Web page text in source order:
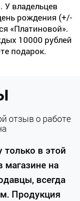
У владельцев
рождения (+/-
«Платиновой».
10000 рублей
подарок.
отзыв о работе
в этой
магазине на
всегда
Продукция